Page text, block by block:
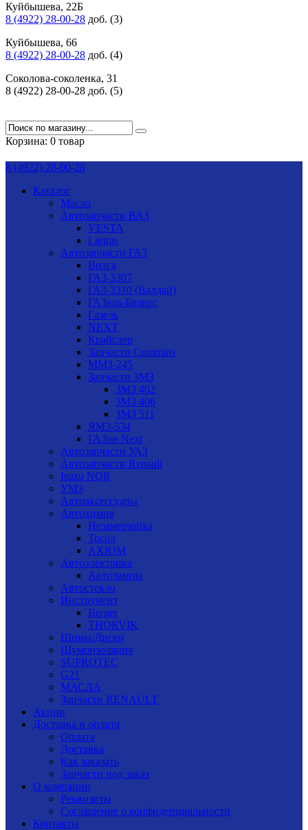
Куйбышева, 22Б
8 (4922) 28-00-28 доб. (3)
Куйбышева, 66
8 (4922) 28-00-28 доб. (4)
Соколова-соколенка, 31
8 (4922) 28-00-28 доб. (5)
Корзина: 0 товар
8 (4922) 28-00-28
Каталог
Масло
Автозапчасти ВАЗ
VESTA
Largus
Автозапчасти ГАЗ
Волга
ГАЗ-3307
ГАЗ-3310 (Валдай)
ГАЗель-Бизнес
Газель
NEXT
Крайслер
Запчасти Cummins
ММЗ-245
Запчасти ЗМЗ
ЗМЗ 402
ЗМЗ 406
ЗМЗ 511
ЯМЗ-534
ГАЗон Next
Автозапчасти УАЗ
Автозапчасти Renault
Isuzu NQR
УМЗ
Автоаксессуары
Автохимия
Незамерзайка
Тосол
AXIOM
Автоэлектрика
Автолампы
Автостекло
Инструмент
Berger
THORVIK
Шины/Диски
Шумоизоляция
SUPROTEC
G21
МАСЛА
Запчасти RENAULT
Акции
Доставка и оплата
Оплата
Доставка
Как заказать
Запчасти под заказ
О компании
Реквизиты
Соглашение о конфиденциальности
Контакты